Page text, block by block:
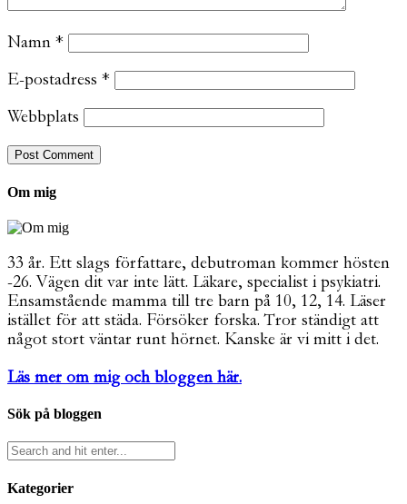
Namn *
E-postadress *
Webbplats
Om mig
33 år. Ett slags författare, debutroman kommer hösten
-26. Vägen dit var inte lätt. Läkare, specialist i psykiatri.
Ensamstående mamma till tre barn på 10, 12, 14. Läser
istället för att städa. Försöker forska. Tror ständigt att
något stort väntar runt hörnet. Kanske är vi mitt i det.
Läs mer om mig och bloggen här.
Sök på bloggen
Kategorier